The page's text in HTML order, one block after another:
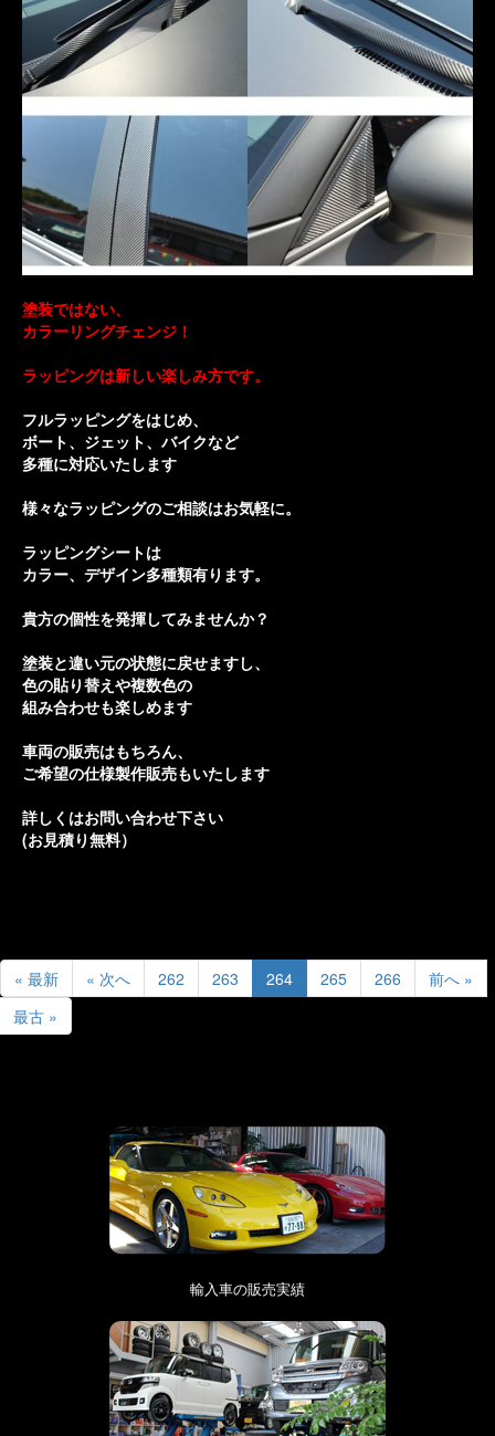
塗装ではない、
カラーリングチェンジ！
ラッピングは新しい楽しみ方です。
フルラッピングをはじめ、
ボート、ジェット、バイクなど
多種に対応いたします
様々なラッピングのご相談はお気軽に。
ラッピングシートは
カラー、デザイン多種類有ります。
貴方の個性を発揮してみませんか？
塗装と違い元の状態に戻せますし、
色の貼り替えや複数色の
組み合わせも楽しめます
車両の販売はもちろん、
ご希望の仕様製作販売もいたします
詳しくはお問い合わせ下さい
(お見積り無料）
« 最新 « 次へ 262 263 264 265 266
前へ »
最古 »
輸入車の販売実績